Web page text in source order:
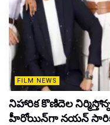
FILM NEWS
నిహారిక కొణిదెల
హీరోయిన్‌గా నయన్